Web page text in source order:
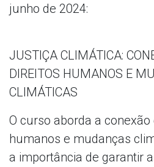
junho de 2024:
JUSTIÇA CLIMÁTICA:
DIREITOS HUMANOS E
CLIMÁTICAS
O curso aborda a
humanos e mudanças
a importância de garantir